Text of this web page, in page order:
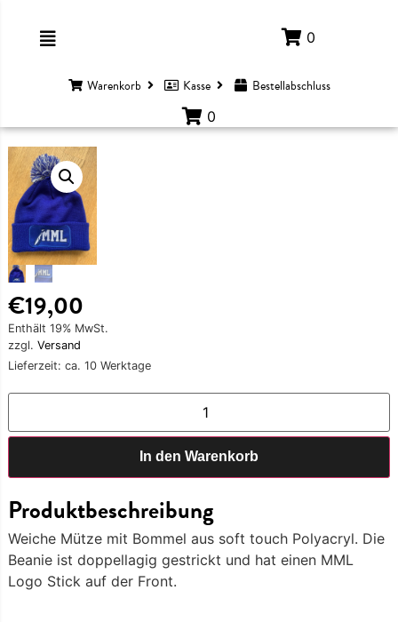
0
Warenkorb Kasse Bestellabschluss
0
€19,00
Enthält 19% MwSt.
zzgl. Versand
Lieferzeit: ca. 10 Werktage
In den Warenkorb
Produktbeschreibung
Weiche Mütze mit Bommel aus soft touch Polyacryl. Die
Beanie ist doppellagig gestrickt und hat einen MML
Logo Stick auf der Front.